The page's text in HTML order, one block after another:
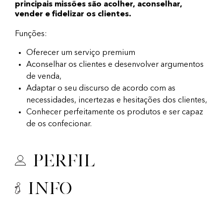
principais missões são acolher, aconselhar,
vender e fidelizar os clientes.
Funções:
Oferecer um serviço premium
Aconselhar os clientes e desenvolver argumentos
de venda,
Adaptar o seu discurso de acordo com as
necessidades, incertezas e hesitações dos clientes,
Conhecer perfeitamente os produtos e ser capaz
de os confecionar.
Perfil
Info